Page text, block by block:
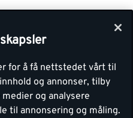
for å få nettstedet vårt til
og annonser, tilby
og analysere
til annonsering og måling.